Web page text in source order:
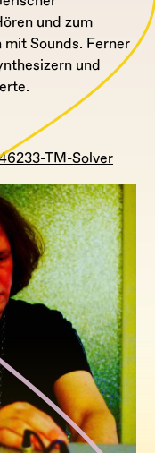
und zum
mit Sounds. Ferner
und
TM-Solver